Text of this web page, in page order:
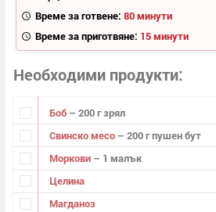
Време за готвене: 80 минути
Време за приготвяне: 15 минути
Необходими продукти
Боб – 200 г зрял
Свинско месо – 200 г пушен бут
Моркови – 1 малък
Целина
Магданоз